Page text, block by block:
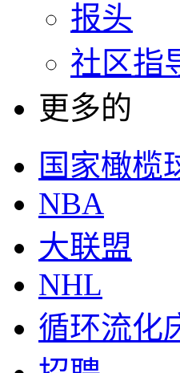
报头
社区指
更多的
国家橄榄
NBA
大联盟
NHL
循环流化